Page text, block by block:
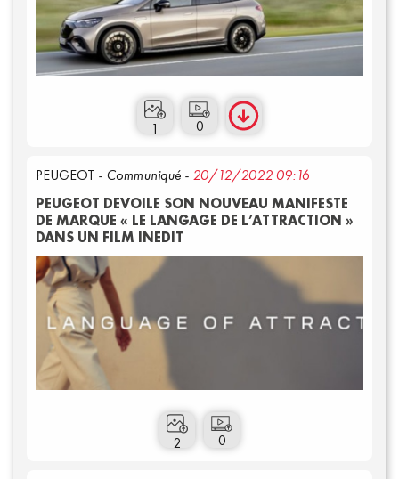
0
1
PEUGEOT - Communiqué - 20/12/2022 09:16
PEUGEOT DEVOILE SON NOUVEAU MANIFESTE
DE MARQUE « LE LANGAGE DE L’ATTRACTION »
DANS UN FILM INEDIT
0
2